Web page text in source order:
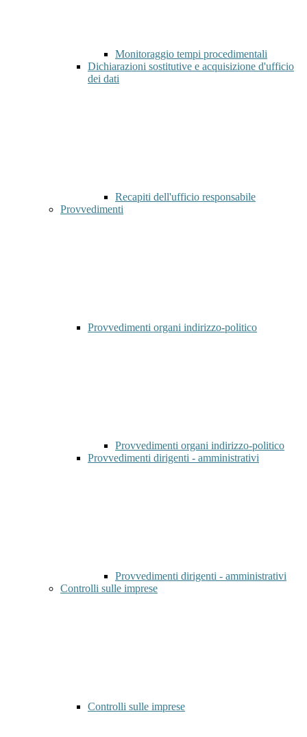
Monitoraggio tempi procedimentali
Dichiarazioni sostitutive e acquisizione d'ufficio
dei dati
Recapiti dell'ufficio responsabile
Provvedimenti
Provvedimenti organi indirizzo-politico
Provvedimenti organi indirizzo-politico
Provvedimenti dirigenti - amministrativi
Provvedimenti dirigenti - amministrativi
Controlli sulle imprese
Controlli sulle imprese